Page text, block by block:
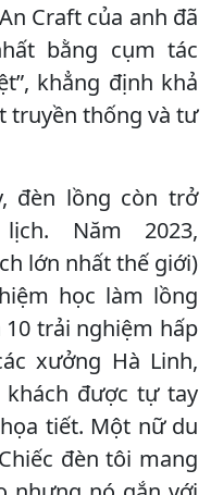
Craft của anh đã
bằng cụm tác
khẳng định khả
truyền thống và tư
đèn lồng còn trở
Năm 2023,
lớn nhất thế giới)
học làm lồng
10 trải nghiệm hấp
xưởng Hà Linh,
khách được tự tay
tiết. Một nữ du
đèn tôi mang